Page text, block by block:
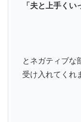
「夫と上手くい
とネガティブな
受け入れてくれ